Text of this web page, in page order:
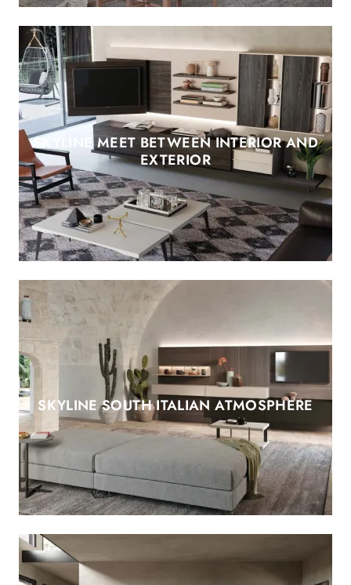
SKYLINE MEET BETWEEN INTERIOR AND
EXTERIOR
SKYLINE SOUTH ITALIAN ATMOSPHERE